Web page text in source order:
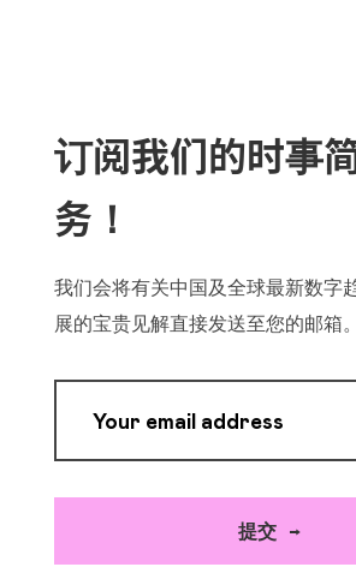
订阅我们的时事
务！
我们会将有关中国及全球最新数字
展的宝贵见解直接发送至您的邮箱。
Your email address
提交 →